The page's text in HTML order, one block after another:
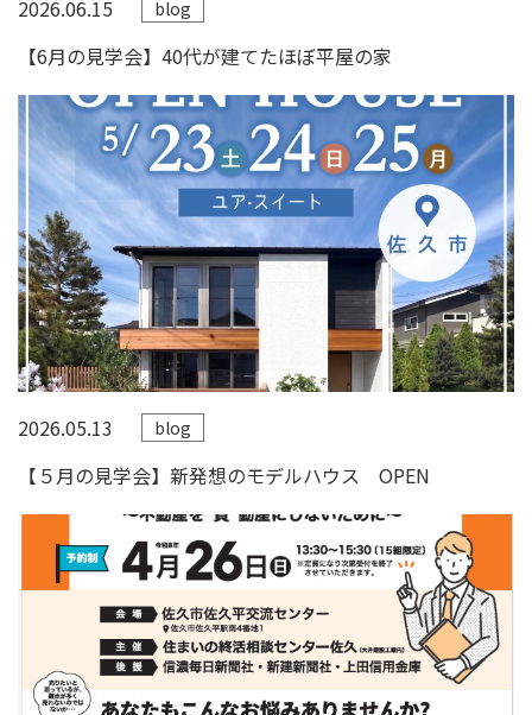
2026.06.15 blog
【6月の見学会】40代が建てたほぼ平屋の家
2026.05.13 blog
【５月の見学会】新発想のモデルハウス OPEN